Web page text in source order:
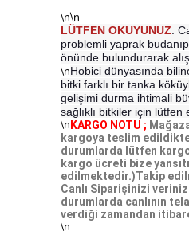
\n\n
LÜTFEN OKUYUNUZ:
problemli yaprak
önünde bulundurarak
\nHobici dünyasında
bitki farklı bir tanka
gelişimi durma ihtimali
sağlıklı bitkiler için
\n KARGO NOTU ;
kargoya teslim
durumlarda lütfen
kargo ücreti bize
edilmektedir.)Takip
Canlı Siparişinizi
durumlarda canlının
verdiği zamandan
\n